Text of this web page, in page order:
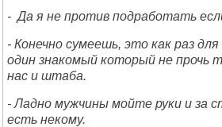
- Да я не против подработать
- Конечно сумеешь, это как раз
один знакомый который не прочь
нас и штаба.
- Ладно мужчины мойте руки и за
есть некому.